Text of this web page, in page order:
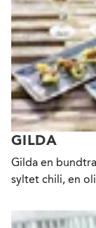
GILDA
Gilda en
syltet chili, en